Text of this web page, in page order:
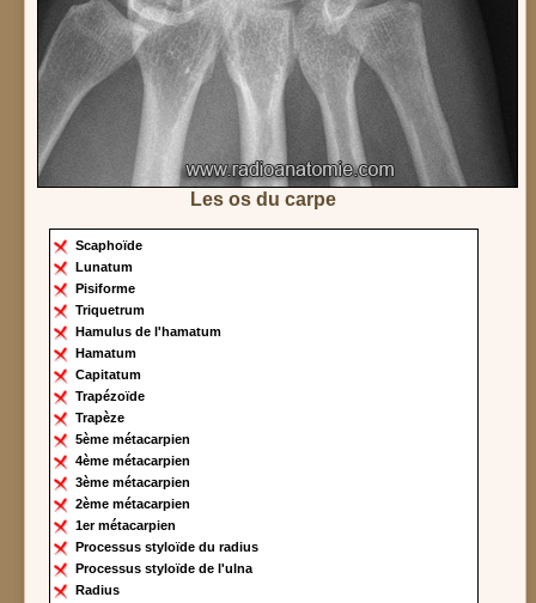
Les os du carpe
Scaphoïde
Lunatum
Pisiforme
Triquetrum
Hamulus de l'hamatum
Hamatum
Capitatum
Trapézoïde
Trapèze
5ème métacarpien
4ème métacarpien
3ème métacarpien
2ème métacarpien
1er métacarpien
Processus styloïde du radius
Processus styloïde de l'ulna
Radius